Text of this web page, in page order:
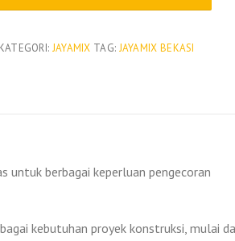
KATEGORI: JAYAMIX TAG: JAYAMIX BEKASI
untuk berbagai keperluan pengecoran
kebutuhan proyek konstruksi, mulai